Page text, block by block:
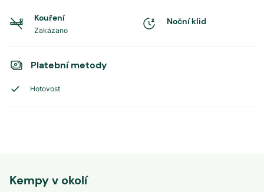
Kouření
Zakázano
Noční klid
Platební metody
Hotovost
Kempy v okolí